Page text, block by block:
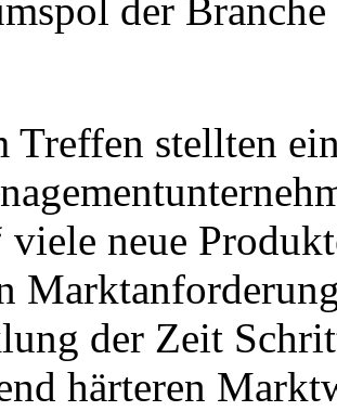
der
Treffen stellten
viele neue
der Zeit
härteren